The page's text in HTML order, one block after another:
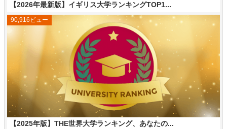
【2026年最新版】イギリス大学ランキングTOP1...
【2025年版】THE世界大学ランキング、あなたの...
90,916ビュー